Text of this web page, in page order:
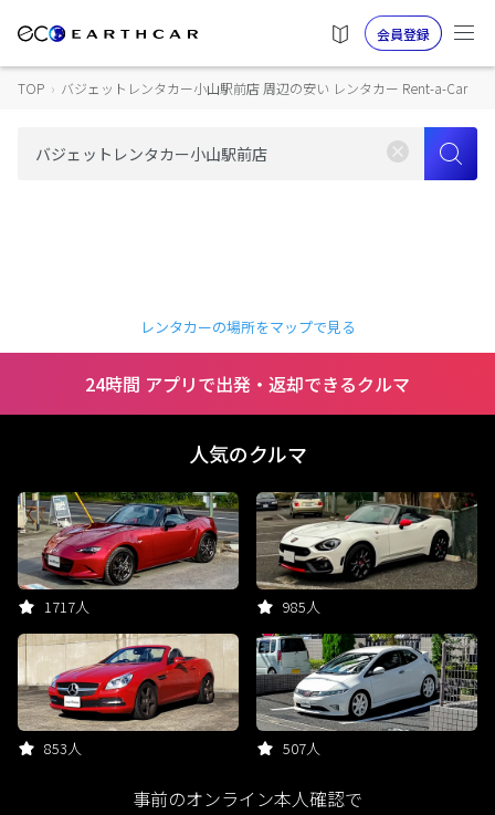
会員登録
TOP › バジェットレンタカー小山駅前店 周辺の安い レンタカー Rent-a-Car
レンタカーの場所をマップで見る
24時間 アプリで出発・返却できるクルマ
人気のクルマ
1717人 985人
853人 507人
事前のオンライン本人確認で